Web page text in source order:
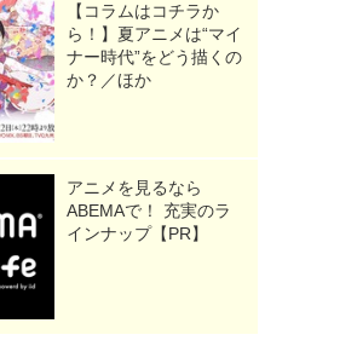
【コラムはコチラか
ら！】夏アニメは“マイ
ナー時代”をどう描くの
か？／ほか
アニメを見るなら
ABEMAで！ 充実のラ
インナップ【PR】